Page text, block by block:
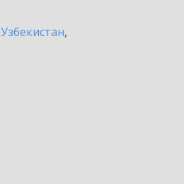
Узбекистан,